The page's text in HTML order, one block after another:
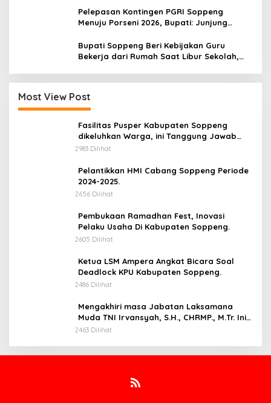
Pelepasan Kontingen PGRI Soppeng
Menuju Porseni 2026, Bupati: Junjung
Latemmamala
Bupati Soppeng Beri Kebijakan Guru
Bekerja dari Rumah Saat Libur Sekolah,
Most View Post
Fasilitas Pusper Kabupaten Soppeng
dikeluhkan Warga, ini Tanggung Jawab
Siapa.
2983 Dilihat
Pelantikkan HMI Cabang Soppeng Periode
2024-2025.
2656 Dilihat
Pembukaan Ramadhan Fest, Inovasi
Pelaku Usaha Di Kabupaten Soppeng.
2605 Dilihat
Ketua LSM Ampera Angkat Bicara Soal
Deadlock KPU Kabupaten Soppeng.
2486 Dilihat
Mengakhiri masa Jabatan Laksamana
Muda TNI Irvansyah, S.H., CHRMP., M.Tr. Ini
Pesannya.
2463 Dilihat